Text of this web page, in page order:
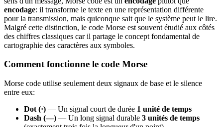
encodage: il transforme le texte en une représentation différente
pour la transmission, mais quiconque sait que le système peut le lire.
Malgré cette distinction, le code Morse est souvent étudié aux côtés
des chiffres classiques car il partage le concept fondamental de
cartographie des caractères aux symboles.
Comment fonctionne le code Morse
Morse code utilise seulement deux signaux de base et le silence
entre eux:
Dot (·) — Un signal court de durée 1 unité de temps
Dash (—) — Un long signal durable 3 unités de temps